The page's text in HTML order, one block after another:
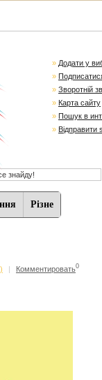
» Додати у
»
» Зворотній
» Карта сайту
» Пошук в
» Відправити
Різне
| Комментировать0